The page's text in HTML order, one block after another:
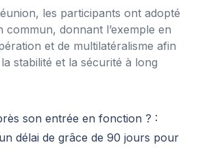
les participants ont adopté
commun, donnant l’exemple en
et de multilatéralisme afin
stabilité et la sécurité à long
son entrée en fonction ? :
délai de grâce de 90 jours pour